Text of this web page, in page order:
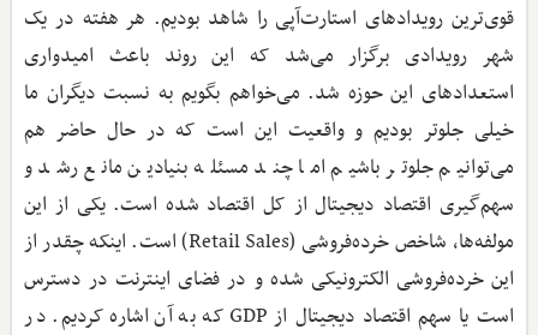
قوی‌ترین رویدادهای استارت‌آپی را شاهد بودیم. هر هفته در یک
شهر رویدادی برگزار می‌شد که این روند باعث امیدواری
استعدادهای این حوزه شد. می‌خواهم بگویم به نسبت دیگران ما
خیلی جلوتر بودیم و واقعیت این است که در حال حاضر هم
می‌توانیم جلوتر باشیم اما چند مسئله بنیادین مانع رشد و
سهم‌گیری اقتصاد دیجیتال از کل اقتصاد شده است. یکی از این
مولفه‌ها، شاخص خرده‌فروشی (Retail Sales) است. اینکه چقدر از
این خرده‌فروشی الکترونیکی شده و در فضای اینترنت در دسترس
است یا سهم اقتصاد دیجیتال از GDP که به آن اشاره کردیم. در